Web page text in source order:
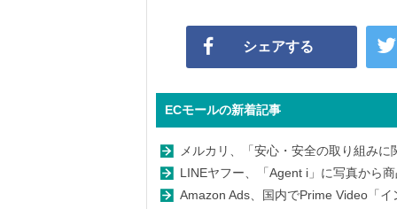
シェアする
ECモールの新着記事
メルカリ、「安心・安全の取り組み
LINEヤフー、「Agent i」に写真から
Amazon Ads、国内でPrime Video「